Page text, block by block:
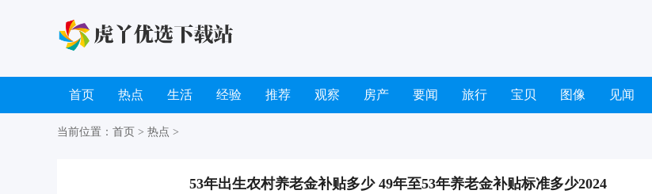
首页 热点 生活 经验 推荐 观察 房产 要闻 旅行 宝贝 图像 见闻
当前位置： 首页 > 热点 >
53年出生农村养老金补贴多少 49年至53年养老金补贴标准多少2024